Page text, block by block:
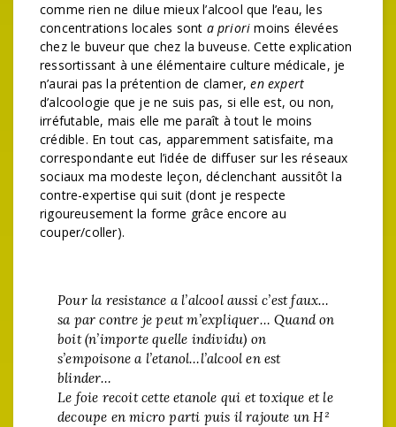
comme rien ne dilue mieux l’alcool que l’eau, les
concentrations locales sont a priori moins élevées
chez le buveur que chez la buveuse. Cette explication
ressortissant à une élémentaire culture médicale, je
n’aurai pas la prétention de clamer,en expert
d’alcoologie que je ne suis pas, si elle est, ou non,
irréfutable, mais elle me paraît à tout le moins
crédible. En tout cas, apparemment satisfaite, ma
correspondante eut l’idée de diffuser sur les réseaux
sociaux ma modeste leçon, déclenchant aussitôt la
contre-expertise qui suit (dont je respecte
rigoureusement la forme grâce encore au
couper/coller).
Pour la resistance a l’alcool aussi c’est faux…
sa par contre je peut m’expliquer… Quand on
boit (n’importe quelle individu) on
s’empoisone a l’etanol…l’alcool en est
blinder…
Le foie recoit cette etanole qui et toxique et le
decoupe en micro parti puis il rajoute un H²